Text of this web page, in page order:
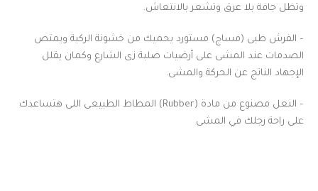
وتظل جافة بلا عرق وتشعر بالانتعاش.
– الفرش طبى (مساج) مستورد يحميك من خشونة الركبة ويمتص
الصدمات عند المشى على أرضيات صلبة زى الشارع وكمان يقلل
الإجهاد الناتج عن الحركة والمشى.
– النعل مصنوع من مادة (Rubber) المطاط الطبيعى اللى هتساعدك
على راحة رجلك في المشى